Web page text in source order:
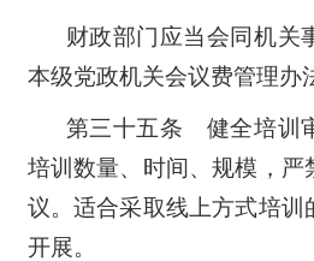
财政部门应当会同机关
本级党政机关会议费管理办
第三十五条 健全培训
培训数量、时间、规模，严
议。适合采取线上方式培训
开展。